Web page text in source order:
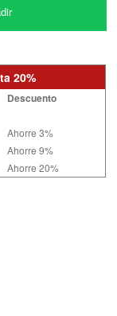
20%
Descuento
Ahorre 3%
Ahorre 9%
Ahorre 20%